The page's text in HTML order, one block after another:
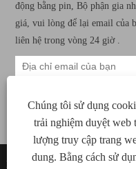
Chúng tôi sử dụng
trải nghiệm duyệt web
lượng truy cập trang
dung. Bằng cách sử
động bằng pin, Bộ phận gia
giá, vui lòng để lại email của
liên hệ trong vòng 24 giờ .
Bản quyền © 2022 Xiamen